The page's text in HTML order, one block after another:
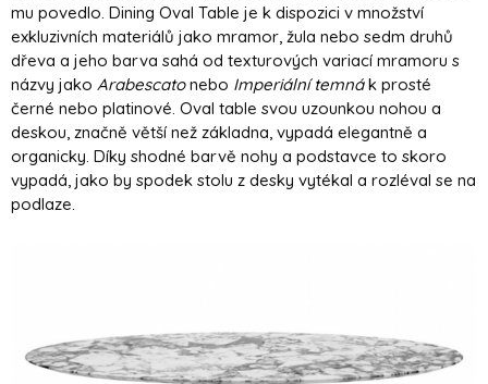
mu povedlo. Dining Oval Table je k dispozici v množství
exkluzivních materiálů jako mramor, žula nebo sedm druhů
dřeva a jeho barva sahá od texturových variací mramoru s
názvy jako Arabescatonebo Imperiální temnák prosté
černé nebo platinové. Oval table svou uzounkou nohou a
deskou, značně větší než základna, vypadá elegantně a
organicky. Díky shodné barvě nohy a podstavce to skoro
vypadá, jako by spodek stolu z desky vytékal a rozléval se na
podlaze.